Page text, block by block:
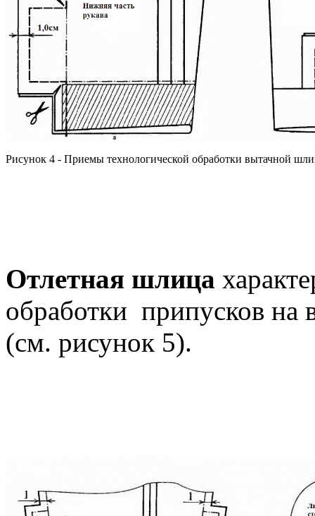
Рисунок 4 - Приемы технологической обработки вытачной
Отлетная шлица
обработки припусков на
(см. рисунок 5).